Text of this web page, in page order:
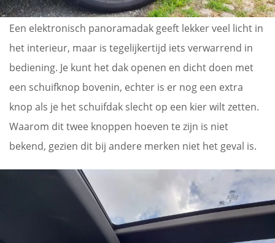
Een elektronisch panoramadak geeft lekker veel licht in
het interieur, maar is tegelijkertijd iets verwarrend in
bediening. Je kunt het dak openen en dicht doen met
een schuifknop bovenin, echter is er nog een extra
knop als je het schuifdak slecht op een kier wilt zetten.
Waarom dit twee knoppen hoeven te zijn is niet
bekend, gezien dit bij andere merken niet het geval is.